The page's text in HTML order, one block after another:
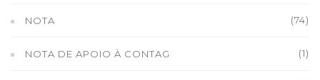
NOTA (74)
NOTA DE APOIO À CONTAG (1)